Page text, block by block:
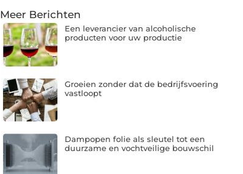
Meer Berichten
Een leverancier van alcoholische
producten voor uw productie
Groeien zonder dat de bedrijfsvoering
vastloopt
Dampopen folie als sleutel tot een
duurzame en vochtveilige bouwschil